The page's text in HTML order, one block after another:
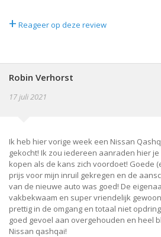
+ Reageer op deze review
Robin Verhorst
17 juli 2021
Ik heb hier vorige week een Nissan
gekocht! Ik zou iedereen aanraden hier
kopen als de kans zich voordoet! Goede
prijs voor mijn inruil gekregen en de
van de nieuwe auto was goed! De
vakbekwaam en super vriendelijk
prettig in de omgang en totaal niet
goed gevoel aan overgehouden en heel
Nissan qashqai!